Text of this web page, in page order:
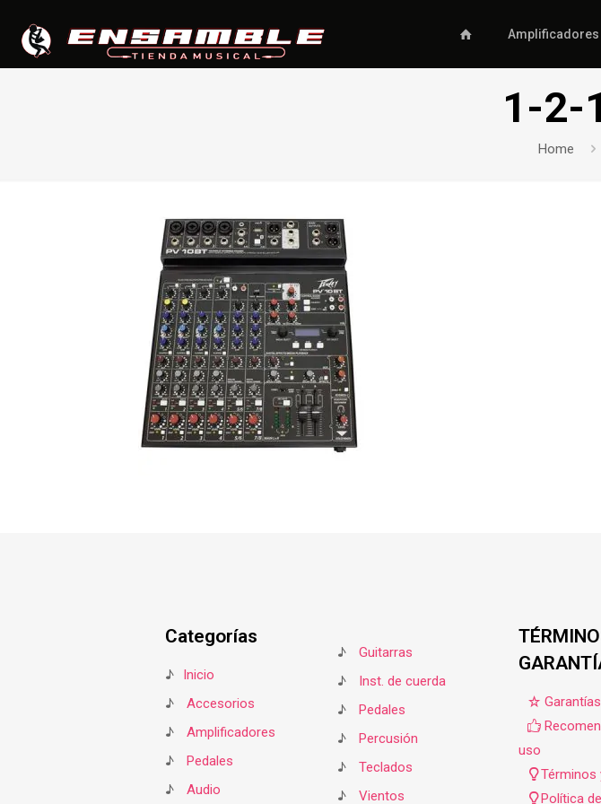
Amplificadores
1-2-
Home
Categorías
♪
Inicio
♪
Accesorios
♪
Amplificadores
♪
Pedales
♪
Audio
♪
Guitarras
♪
Inst. de cuerda
♪
Pedales
♪
Percusión
♪
Teclados
♪
Vientos
uso
Términos
Política